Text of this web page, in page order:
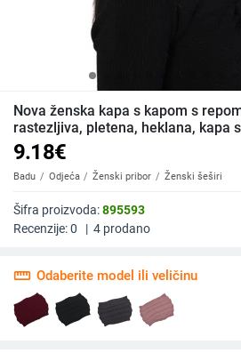
Nova ženska kapa s kapom s
rastezljiva, pletena, heklana, kapa
9.18€
Badu Odjeća Ženski pribor Ženski šeširi
Šifra proizvoda:895593
Recenzije:0 | 4 prodano
straighten Odaberite model ili veličinu